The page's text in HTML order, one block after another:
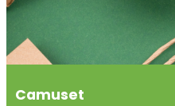
Camuset